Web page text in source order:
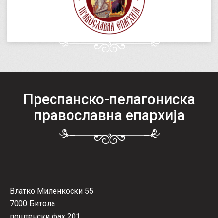
Преспанско-пелагониска
православна епархија
Влатко Миленкоски 55
7000 Битола